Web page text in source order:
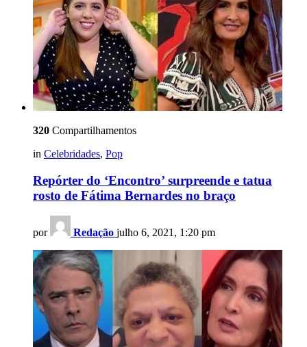
320 Compartilhamentos
in Celebridades, Pop
Repórter do ‘Encontro’ surpreende e tatua
rosto de Fátima Bernardes no braço
por Redação julho 6, 2021, 1:20 pm